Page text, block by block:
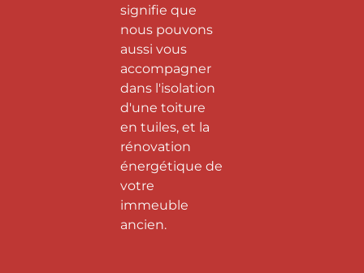
signifie que
nous pouvons
aussi vous
accompagner
dans l'isolation
d'une toiture
en tuiles, et la
rénovation
énergétique de
votre
immeuble
ancien.